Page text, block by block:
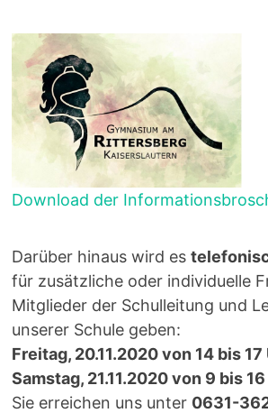
Download der
Darüber hinaus wird es
für zusätzliche oder individuelle
Mitglieder der Schulleitung und
unserer Schule geben:
Freitag, 20.11.2020 von 14 bis 17
Samstag, 21.11.2020 von 9 bis
Sie erreichen uns unter 0631-